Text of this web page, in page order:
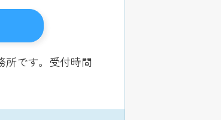
所です。受付時間